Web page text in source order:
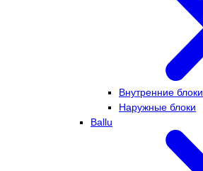
Внутренние блоки
Наружные блоки
Ballu